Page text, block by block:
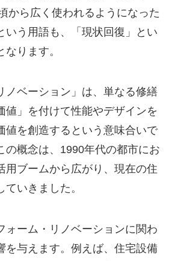
から広く使われるようになった
いう用語も、「現状回復」とい
ります。
ノベーション」は、単なる修繕
値」を付けて性能やデザインを
値を創造するという意味合いで
の概念は、1990年代の都市にお
用ブームから広がり、現在の住
いきました。
ォーム・リノベーションに関わ
を与えます。例えば、住宅設備